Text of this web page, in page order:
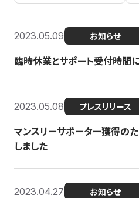
2023.05.09 お知らせ
臨時休業とサポート受付時間
2023.05.08 プレスリリース
マンスリーサポーター獲得の
しました
2023.04.27 お知らせ